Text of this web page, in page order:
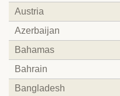
Austria
Azerbaijan
Bahamas
Bahrain
Bangladesh